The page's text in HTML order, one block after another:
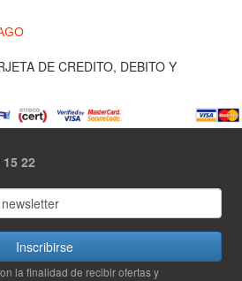
DE CREDITO, DEBITO Y
22
Inscribirse
la finalidad de recibir ofertas y